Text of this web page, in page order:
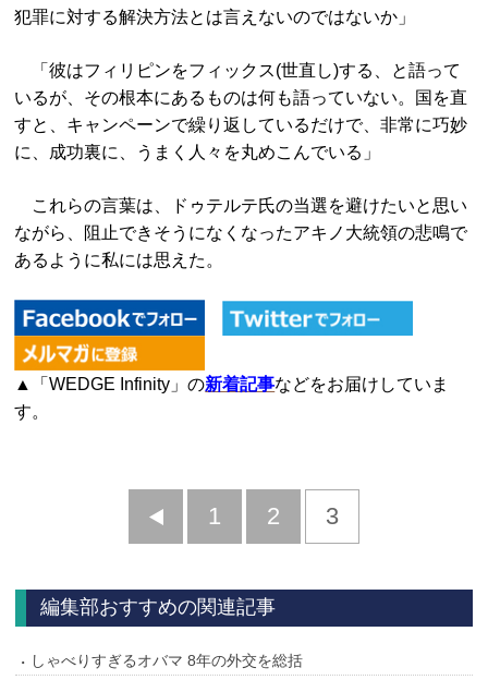
犯罪に対する解決方法とは言えないのではないか」
「彼はフィリピンをフィックス(世直し)する、と語って
いるが、その根本にあるものは何も語っていない。国を直
すと、キャンペーンで繰り返しているだけで、非常に巧妙
に、成功裏に、うまく人々を丸めこんでいる」
これらの言葉は、ドゥテルテ氏の当選を避けたいと思い
ながら、阻止できそうになくなったアキノ大統領の悲鳴で
あるように私には思えた。
▲「WEDGE Infinity」の新着記事などをお届けしていま
す。
前
1 2 3
編集部おすすめの関連記事
しゃべりすぎるオバマ 8年の外交を総括